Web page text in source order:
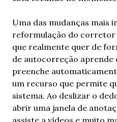
Uma das mudanças mais
reformulação do corretor
que realmente quer de
de autocorreção aprende
preenche
um recurso que permite
sistema. Ao deslizar o
abrir uma janela de
assiste a vídeos e muito